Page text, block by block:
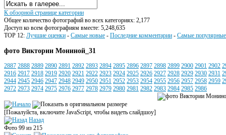
К обзорной странице категории
Общее количество фотографий во всех категориях: 2,177
Доступ ко всем фотографиям вместе: 5,248,635
TOP 12: Лучшие оценки - Самые новые - Последние комментарии - Самые популярные
фото Виктории Мониной_31
2887 2888 2889 2890 2891 2892 2893 2894 2895 2896 2897 2898 2899 2900 2901 2902
2916 2917 2918 2919 2920 2921 2922 2923 2924 2925 2926 2927 2928 2929 2930 2931
2944 2945 2946 2947 2948 2949 2950 2951 2952 2953 2954 2955 2956 2957 2958 2959
2972 2973 2974 2975 2976 2977 2978 2979 2980 2981 2982 2983 2984 2985 2986
[Пожалуйста, включите JavaScript, чтобы видеть слайдшоу]
Назад
Фото 99 из 215